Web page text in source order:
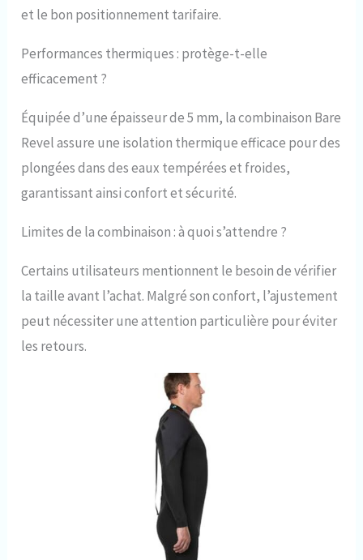
et le bon positionnement tarifaire.
Performances thermiques : protège-t-elle
efficacement ?
Équipée d’une épaisseur de 5 mm, la combinaison Bare
Revel assure une isolation thermique efficace pour des
plongées dans des eaux tempérées et froides,
garantissant ainsi confort et sécurité.
Limites de la combinaison : à quoi s’attendre ?
Certains utilisateurs mentionnent le besoin de vérifier
la taille avant l’achat. Malgré son confort, l’ajustement
peut nécessiter une attention particulière pour éviter
les retours.